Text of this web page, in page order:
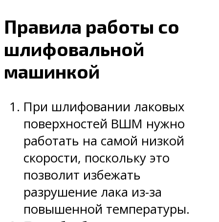
Правила работы со
шлифовальной
машинкой
При шлифовании лаковых
поверхностей ВШМ нужно
работать на самой низкой
скорости, поскольку это
позволит избежать
разрушение лака из-за
повышенной температуры.